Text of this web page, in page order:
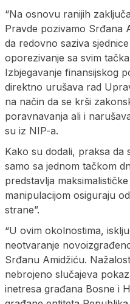
“Na osnovu ranijih
Pravde pozivamo Srđana
da redovno saziva
oporezivanje sa svim
Izbjegavanje finansijskog
direktno urušava rad
na način da se krši
poravnavanja ali i
su iz NIP-a.
Kako su dodali, praksa da
samo sa jednom tačkom
predstavlja
manipulacijom osiguraju
strane”.
“U ovim okolnostima,
neotvaranje
Srđanu Amidžiću.
nebrojeno slučajeva
inetresa građana Bosne i